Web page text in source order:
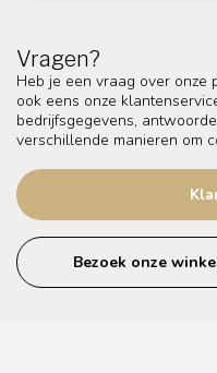
Vragen?
Heb je een vraag over onze
ook eens onze
bedrijfsgegevens,
verschillende manieren om
Bezoek onze